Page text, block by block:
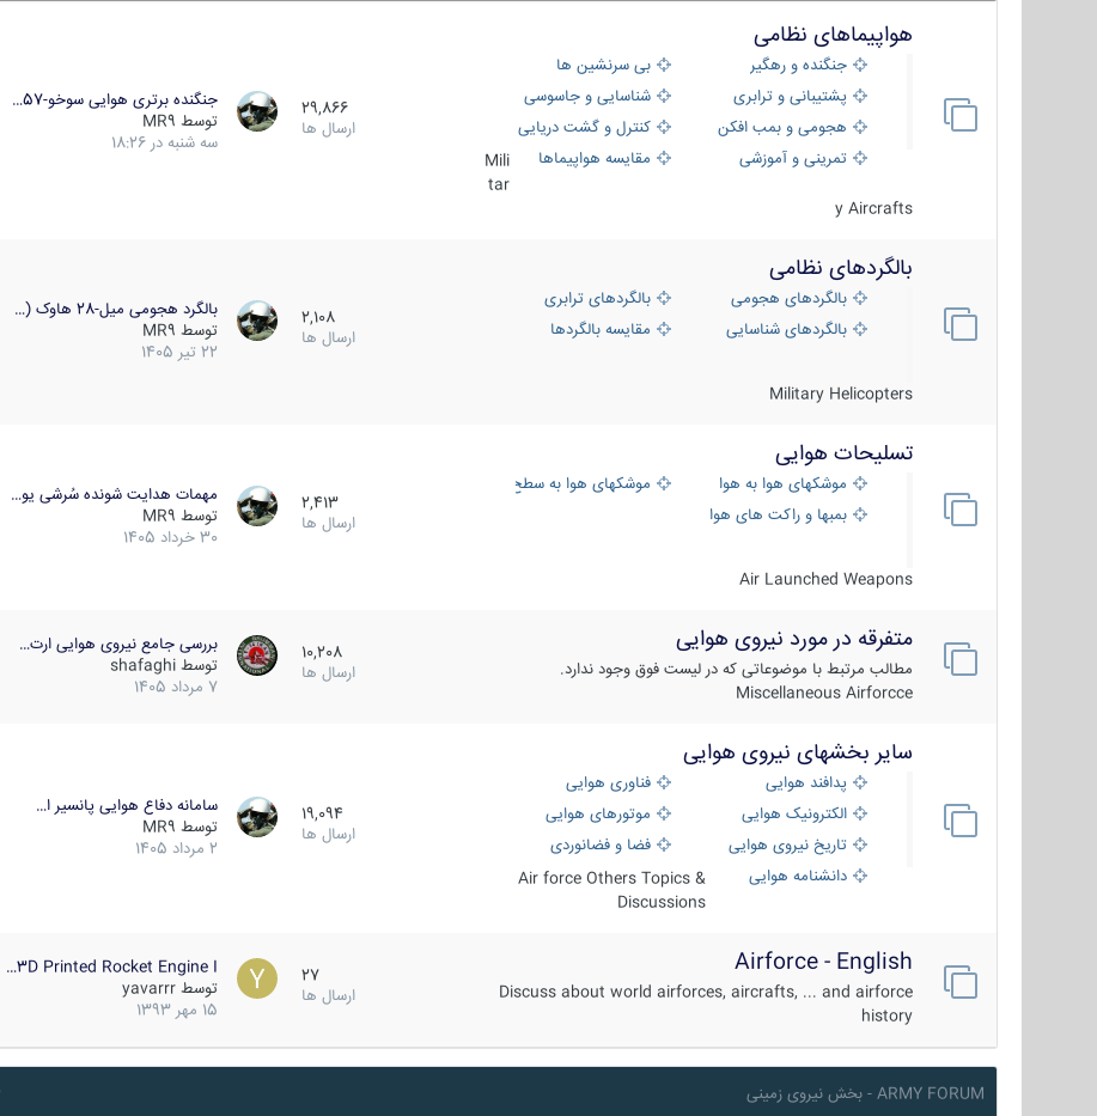
هواپیماهای نظامی
جنگنده و رهگیر
بی سرنشین ها
پشتیبانی و ترابری
شناسایی و جاسوسی
هجومی و بمب افکن
کنترل و گشت دریایی
تمرینی و آموزشی
مقایسه هواپیماها
Mili
tar
y Aircrafts
29,866
ارسال ها
جنگنده برتری هوایی سوخو-57…
توسط MR9
سه شنبه در 18:26
بالگردهای نظامی
بالگردهای هجومی
بالگردهای ترابری
بالگردهای شناسایی
مقایسه بالگردها
Military Helicopters
2,108
ارسال ها
بالگرد هجومی میل-28 هاوک (…
توسط MR9
22 تیر 1405
تسلیحات هوایی
موشکهای هوا به هوا
موشکهای هوا به سطح
بمبها و راکت های هوایی
Air Launched Weapons
2,413
ارسال ها
مهمات هدایت شونده سُرشی یو…
توسط MR9
30 خرداد 1405
متفرقه در مورد نیروی هوایی
مطالب مرتبط با موضوعاتی که در لیست فوق وجود ندارد.
Miscellaneous Airforcce
10,208
ارسال ها
بررسی جامع نیروی هوایی ارت…
توسط shafaghi
7 مرداد 1405
سایر بخشهای نیروی هوایی
پدافند هوایی
فناوری هوایی
الکترونیک هوایی
موتورهای هوایی
تاریخ نیروی هوایی
فضا و فضانوردی
دانشنامه هوایی
Air force Others Topics &
Discussions
19,094
ارسال ها
سامانه دفاع هوایی پانسیر ا…
توسط MR9
2 مرداد 1405
Airforce - English
Discuss about world airforces, aircrafts, ... and airforce
history
27
ارسال ها
3D Printed Rocket Engine I…
توسط yavarrr
15 مهر 1393
ARMY FORUM - بخش نیروی زمینی